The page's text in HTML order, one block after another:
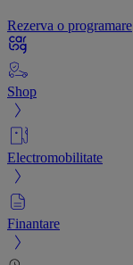
Rezerva o programare
Shop
Electromobilitate
Finantare